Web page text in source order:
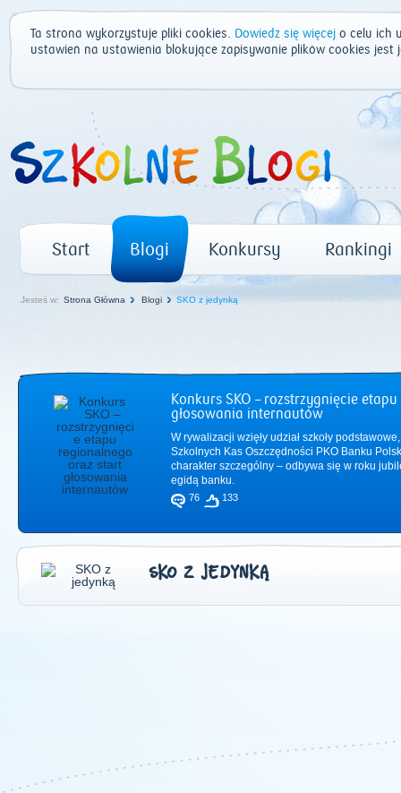
Ta strona wykorzystuje pliki cookies. Dowiedz się więcej o celu ich
ustawień na ustawienia blokujące zapisywanie plików cookies
Start Blogi Konkursy Rankingi
Jesteś w: Strona Główna Blogi SKO z jedynką
Konkurs SKO – rozstrzygnięcie
głosowania internautów
W rywalizacji wzięły udział szkoły
Szkolnych Kas Oszczędności PKO Banku
charakter szczególny – odbywa się w roku
egidą banku.
76 133
SKO Z JEDYNKĄ